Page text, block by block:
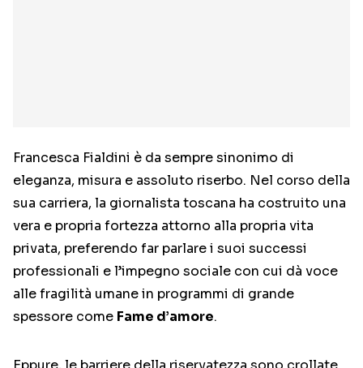
Francesca Fialdini è da sempre sinonimo di
eleganza, misura e assoluto riserbo. Nel corso della
sua carriera, la giornalista toscana ha costruito una
vera e propria fortezza attorno alla propria vita
privata, preferendo far parlare i suoi successi
professionali e l’impegno sociale con cui dà voce
alle fragilità umane in programmi di grande
spessore come Fame d’amore.